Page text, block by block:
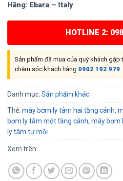
Hãng: Ebara – Italy
HOTLINE 2:
Sản phẩm đã mua của quý khách gặp
chăm sóc khách hàng 0902 192 979
Danh mục: Sản phẩm khác
Thẻ: máy bơm ly tâm hai tầng cánh,
bơm ly tâm một tầng cánh, máy bơm
ly tâm tự mồi
Xem trên: